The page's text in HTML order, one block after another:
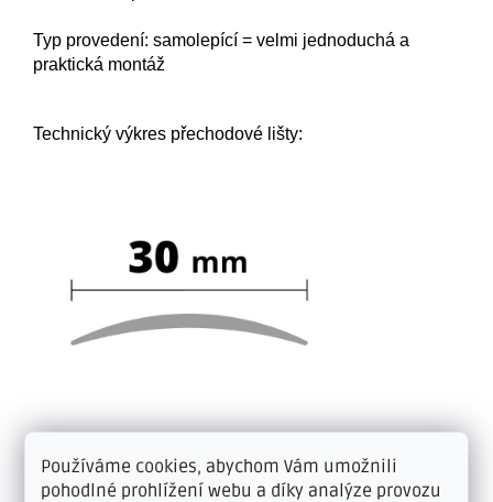
Používáme cookies, abychom Vám umožnili
pohodlné prohlížení webu a díky analýze provozu
Typ provedení: samolepící = velmi jednoduchá a
praktická montáž
Technický výkres přechodové lišty:
Doplňkové parametry